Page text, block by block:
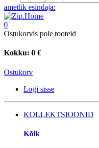
ametlik esindaja:
0
Ostukorvis pole tooteid
Kokku: 0 €
Ostukorv
Logi sisse
KOLLEKTSIOONID
Kõik